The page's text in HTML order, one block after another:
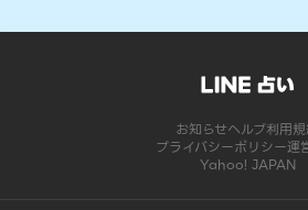
お知らせヘルプ利用
プライバシーポリシー運
Yahoo! JAPAN